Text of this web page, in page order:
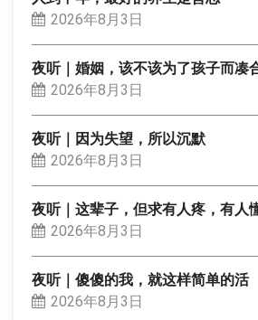
2026年8月3日
夜听｜婚姻，该不该为了孩子而凑
2026年8月3日
夜听｜因为失望，所以沉默
2026年8月3日
夜听｜这辈子，但求有人疼，有人
2026年8月3日
夜听｜傻傻的我，就这样简单的活
2026年8月3日